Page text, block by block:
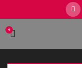
0